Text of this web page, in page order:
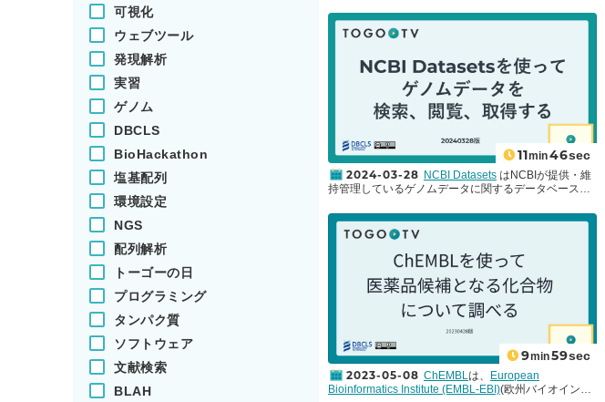
可視化
ウェブツール
発現解析
実習
ゲノム
DBCLS
BioHackathon
塩基配列
環境設定
NGS
配列解析
トーゴーの日
プログラミング
タンパク質
ソフトウェア
文献検索
BLAH
ル”Primer3”と、相同性検索ツール”NCBI BLAST”を組
み合わせたツールです。本動画は、2025年度版の
Primer-BLASTを紹介します。Primer-BLASTには、特
を設計するモードと、設計済みプライマーの特異性を
検出するモードの2種類があります。本動画では、ゲ
ノム解析に専門的でない方もできるかぎり直感的に理
解できるように解説しています。
Primer-BLASTの概要について（Sep. 2023最終更新）
Primer-BLASTの結果のページについて（Sep. 2023最
終更新）
緑膿菌に対するecf X と gyr BをターゲットにしたPCR
プライマーの有用性について
gyr Bへの突然変異はフルオノキノロン（FQs）耐性に
重要な役割に関する文献
Infect Drug Resist. 2019 Feb 8;12:261–272. doi:
10.2147/IDR.S182272
11min46sec
2024-03-28 NCBI Datasets はNCBIが提供・維
持管理しているゲノムデータに関するデータベースで
で行うことができます。また、ゲノムデータに付随す
るアノテーション情報へのアクセスも容易で、配列デ
ータを用いて直接BLAST検索することもできます。今
Arabidopsis thaliana(シロイヌナズナ)のゲノム
情報を検索することを例に、NCBI Datasetsの基本的
な使い方について紹介します。
9min59sec
2023-05-08 ChEMBLは、
European
Bioinformatics Institute (EMBL-EBI)(欧州バイオインフ